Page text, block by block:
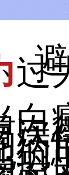
过
次
病
们
恐